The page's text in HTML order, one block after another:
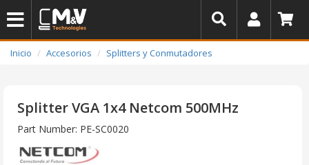
Inicio Accesorios Splitters y Conmutadores
Splitter VGA 1x4 Netcom 500MHz
Part Number: PE-SC0020